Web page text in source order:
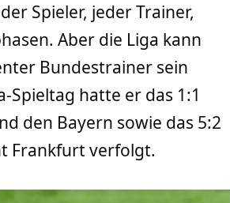
Spieler, jeder Trainer,
Aber die Liga kann
Bundestrainer sein
Spieltag hatte er das 1:1
den Bayern sowie das 5:2
Frankfurt verfolgt.